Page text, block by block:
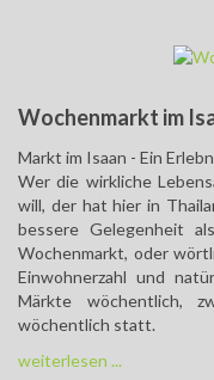
Wochenmarkt im
Markt im Isaan - Ein
Wer die wirkliche
will, der hat hier in
bessere Gelegenheit
Wochenmarkt, oder
Einwohnerzahl und
Märkte wöchentlich,
wöchentlich statt.
weiterlesen ...